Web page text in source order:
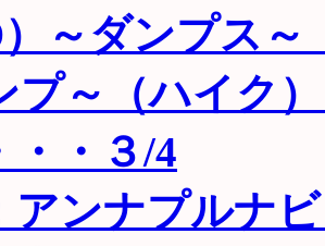
）～ダンプス
プ～（ハイク
・・３/4
アンナプルナ